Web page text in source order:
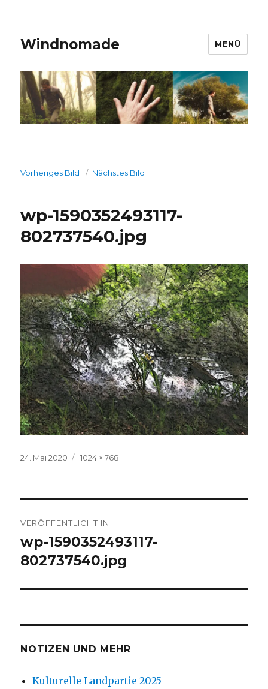
Windnomade MENÜ
Vorheriges Bild Nächstes Bild
wp-1590352493117-
802737540.jpg
Veröffentlicht
24. Mai 2020
Volle
1024 × 768
Navigation
VERÖFFENTLICHT IN
wp-1590352493117-
802737540.jpg
NOTIZEN UND MEHR
Kulturelle Landpartie 2025